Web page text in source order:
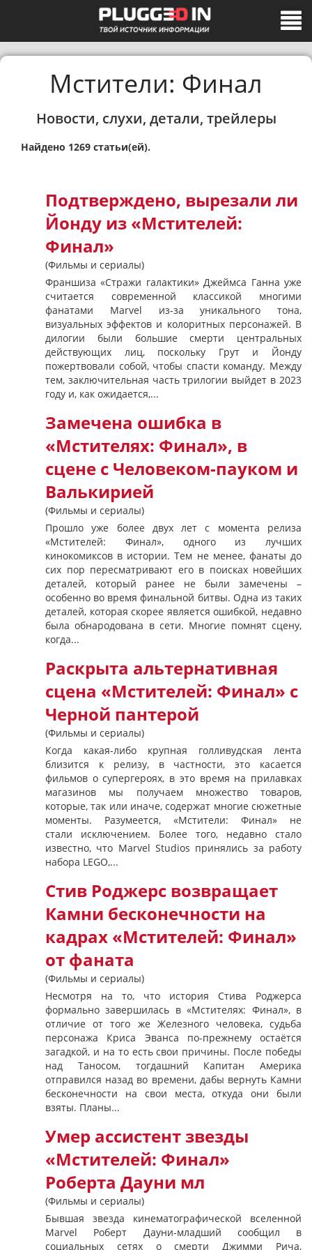
Мстители: Финал
Новости, слухи, детали, трейлеры
Найдено 1269 статьи(ей).
Подтверждено, вырезали ли
Йонду из «Мстителей:
Финал»
(Фильмы и сериалы)
Франшиза «Стражи галактики» Джеймса Ганна уже
считается современной классикой многими
фанатами Marvel из-за уникального тона,
визуальных эффектов и колоритных персонажей. В
дилогии были большие смерти центральных
действующих лиц, поскольку Грут и Йонду
пожертвовали собой, чтобы спасти команду. Между
тем, заключительная часть трилогии выйдет в 2023
году и, как ожидается,...
Замечена ошибка в
«Мстителях: Финал», в
сцене с Человеком-пауком и
Валькирией
(Фильмы и сериалы)
Прошло уже более двух лет с момента релиза
«Мстителей: Финал», одного из лучших
кинокомиксов в истории. Тем не менее, фанаты до
сих пор пересматривают его в поисках новейших
деталей, который ранее не были замечены –
особенно во время финальной битвы. Одна из таких
деталей, которая скорее является ошибкой, недавно
была обнародована в сети. Многие помнят сцену,
когда...
Раскрыта альтернативная
сцена «Мстителей: Финал» с
Черной пантерой
(Фильмы и сериалы)
Когда какая-либо крупная голливудская лента
близится к релизу, в частности, это касается
фильмов о супергероях, в это время на прилавках
магазинов мы получаем множество товаров,
которые, так или иначе, содержат многие сюжетные
моменты. Разумеется, «Мстители: Финал» не
стали исключением. Более того, недавно стало
известно, что Marvel Studios принялись за работу
набора LEGO,...
Стив Роджерс возвращает
Камни бесконечности на
кадрах «Мстителей: Финал»
от фаната
(Фильмы и сериалы)
Несмотря на то, что история Стива Роджерса
формально завершилась в «Мстителях: Финал», в
отличие от того же Железного человека, судьба
персонажа Криса Эванса по-прежнему остаётся
загадкой, и на то есть свои причины. После победы
над Таносом, тогдашний Капитан Америка
отправился назад во времени, дабы вернуть Камни
бесконечности на свои места, откуда они были
взяты. Планы...
Умер ассистент звезды
«Мстителей: Финал»
Роберта Дауни мл
(Фильмы и сериалы)
Бывшая звезда кинематографической вселенной
Marvel Роберт Дауни-младший сообщил в
социальных сетях о смерти Джимми Рича,